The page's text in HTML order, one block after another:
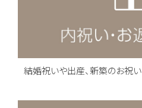
結婚祝いや出産、新築のお祝い